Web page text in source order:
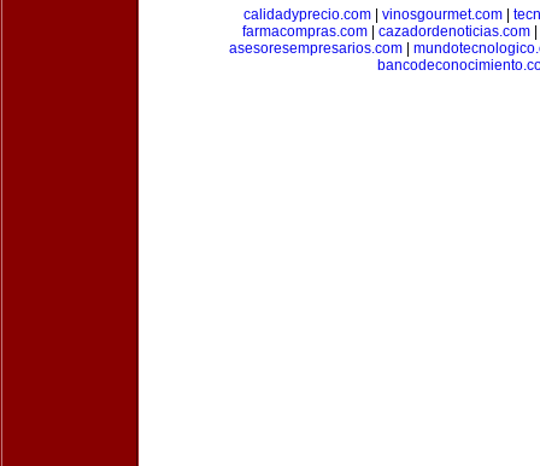
calidadyprecio.com
vinosgourmet.com
farmacompras.com
cazadordenoticias.com
asesoresempresarios.com